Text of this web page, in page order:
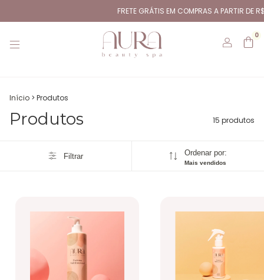
FRETE GRÁTIS EM COMPRAS A PARTIR DE R$299
0
Início > Produtos
Produtos 15 produtos
Filtrar Ordenar por:
Mais vendidos